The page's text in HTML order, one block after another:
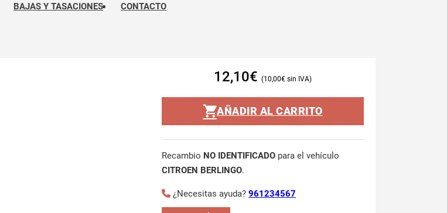
BAJAS Y TASACIONES CONTACTO
12,10€ 10,00€
AÑADIR AL CARRITO
Recambio NO IDENTIFICADO para el vehículo
CITROEN BERLINGO.
¿Necesitas ayuda? 961234567